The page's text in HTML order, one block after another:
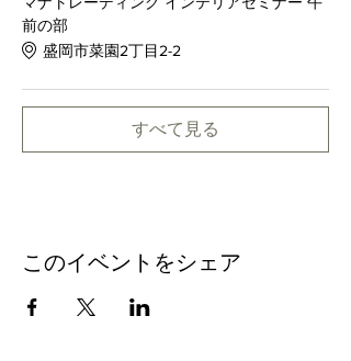
前の部
盛岡市菜園2丁目2-2
すべて見る
このイベントをシェア